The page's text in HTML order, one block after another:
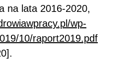
na lata 2016-2020,
wp-
10/raport2019.pdf